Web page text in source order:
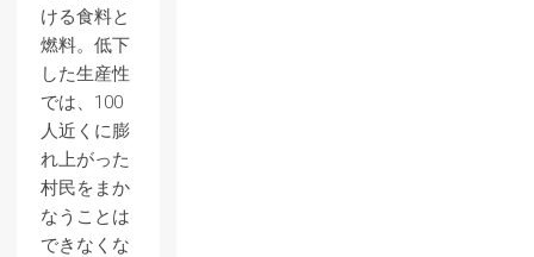
ける食料と
燃料。低下
した生産性
では、100
人近くに膨
れ上がった
村民をまか
なうことは
できなくな